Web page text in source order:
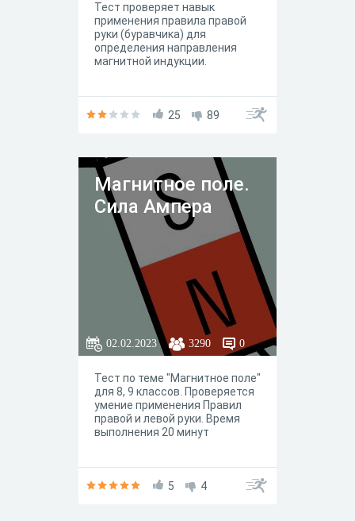
Тест проверяет навык
применения правила правой
руки (буравчика) для
определения направления
магнитной индукции.
25 89
Магнитное поле.
Сила Ампера
02.02.2023 3290 0
Тест по теме "Магнитное поле"
для 8, 9 классов. Проверяется
умение применения Правил
правой и левой руки. Время
выполнения 20 минут
5 4